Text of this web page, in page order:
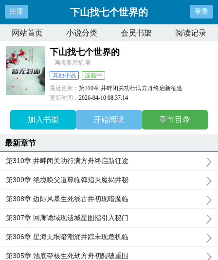
注册 下山找七个世界的 登录
网站首页 小说分类 会员书架 阅读记录
下山找七个世界的
画魂要用笔 著
其他小说
连载中
最近更新：第310章 井畔闭关功行满方舟终启新征途
更新时间：2026-04-10 08:37:14
加入书架 开始阅读 章节目录
最新章节
第310章 井畔闭关功行满方舟终启新征途
第309章 绝境唤父道尊临弹指灭魔揭井秘
第308章 边际风暴生死线古井初现暗魔临
第307章 回廊诡域现遗城星图指引入秘门
第306章 星海无垠暗潮涌井踪未现危机临
第305章 池底夺核生死劫方舟初醒破重围